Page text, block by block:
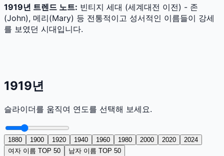
1919년 트렌드 노트: 빈티지 세대 (세계대전 이전) - 존
(John), 메리(Mary) 등 전통적이고 성서적인 이름들이 강세
를 보였던 시대입니다.
1919년
슬라이더를 움직여 연도를 선택해 보세요.
1880 1900 1920 1940 1960 1980 2000 2020
2024
여자 이름 TOP 50
남자 이름 TOP 50